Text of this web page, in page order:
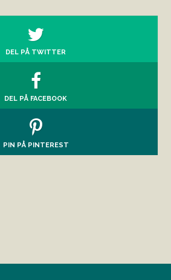
DEL PÅ TWITTER
DEL PÅ FACEBOOK
PIN PÅ PINTEREST